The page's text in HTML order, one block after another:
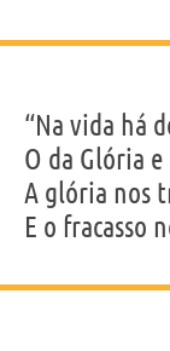
“Na vida há
O da Glória e
A glória nos
E o fracasso